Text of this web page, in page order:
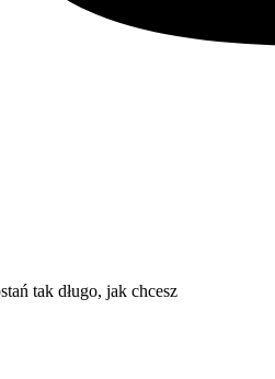
tak długo, jak chcesz